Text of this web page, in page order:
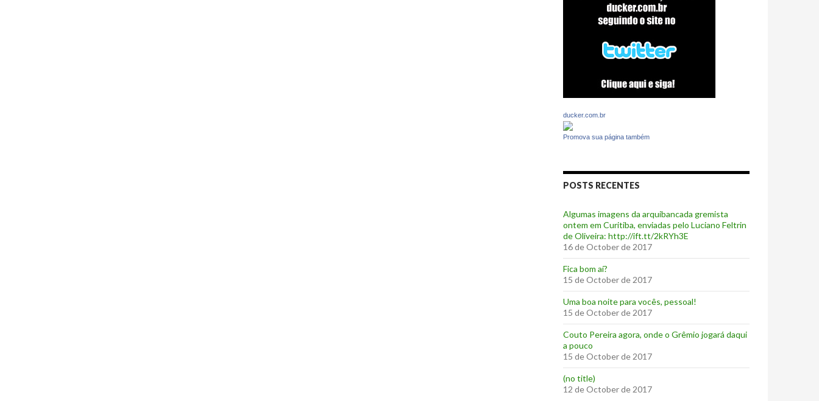
ducker.com.br
Promova sua página também
POSTS RECENTES
Algumas imagens da arquibancada gremista
ontem em Curitiba, enviadas pelo Luciano Feltrin
de Oliveira: http://ift.tt/2kRYh3E
16 de October de 2017
‪Fica bom aí?‬
15 de October de 2017
Uma boa noite para vocês, pessoal!
15 de October de 2017
‪Couto Pereira agora, onde o Grêmio jogará daqui
a pouco ‬
15 de October de 2017
(no title)
12 de October de 2017